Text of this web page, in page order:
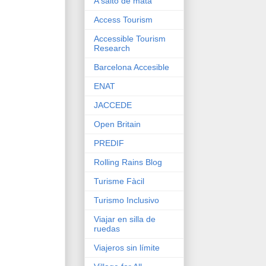
Access Tourism
Accessible Tourism
Research
Barcelona Accesible
ENAT
JACCEDE
Open Britain
PREDIF
Rolling Rains Blog
Turisme Fàcil
Turismo Inclusivo
Viajar en silla de
ruedas
Viajeros sin límite